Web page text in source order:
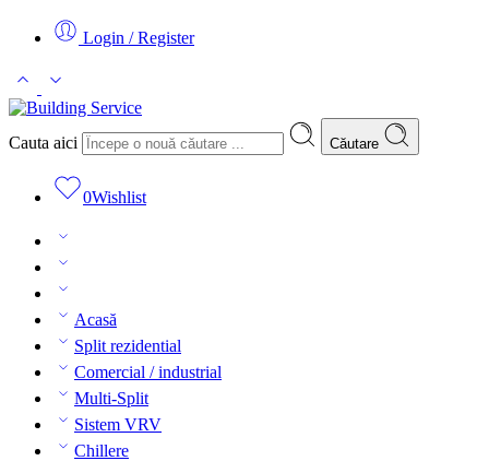
Login / Register
Cauta aici Căutare
0Wishlist
Acasă
Split rezidential
Comercial / industrial
Multi-Split
Sistem VRV
Chillere